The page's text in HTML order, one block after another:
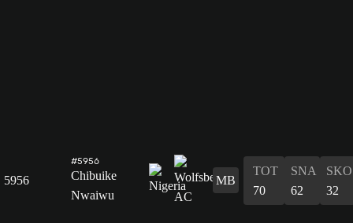
5956
#5956
Chibuike
Nwaiwu
MB
TOT
70
SNA
62
SKO
32